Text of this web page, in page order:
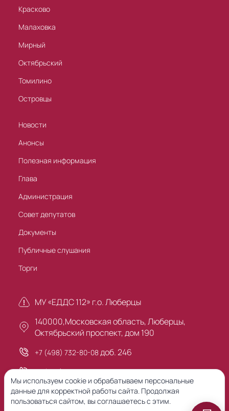
Красково
Малаховка
Мирный
Октябрьский
Томилино
Островцы
Новости
Анонсы
Полезная информация
Глава
Администрация
Совет депутатов
Документы
Публичные слушания
Торги
МУ «ЕДДС 112» г.о. Люберцы
140000,Московская область, Люберцы,
Октябрьский проспект, дом 190
+7 (498) 732-80-08 доб. 246
+7 (495) 503-30-00
Мы используем cookie и обрабатываем персональные
данные для корректной работы сайта. Продолжая
пользоваться сайтом, вы соглашаетесь с этим.